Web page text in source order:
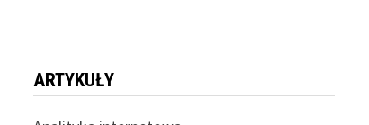
ARTYKUŁY